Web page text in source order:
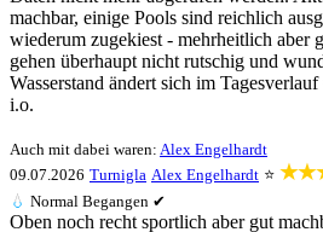
machbar, einige Pools sind reichlich
wiederum zugekiest - mehrheitlich aber
gehen überhaupt nicht rutschig und
Wasserstand ändert sich im
i.o.
Auch mit dabei waren: Alex Engelhardt
09.07.2026 Turnigla Alex Engelhardt ⭐
💧 Normal Begangen ✔
Oben noch recht sportlich aber gut